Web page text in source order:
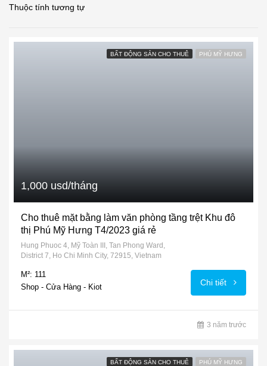
Thuộc tính tương tự
BẤT ĐỘNG SẢN CHO THUÊ PHÚ MỸ HƯNG
1,000 usd/tháng
Cho thuê mặt bằng làm văn phòng tầng trệt Khu đô
thị Phú Mỹ Hưng T4/2023 giá rẻ
Hung Phuoc 4, Mỹ Toàn III, Tan Phong Ward,
District 7, Ho Chi Minh City, 72915, Vietnam
M²: 111
Shop - Cửa Hàng - Kiot
Chi tiết
3 năm trước
BẤT ĐỘNG SẢN CHO THUÊ PHÚ MỸ HƯNG